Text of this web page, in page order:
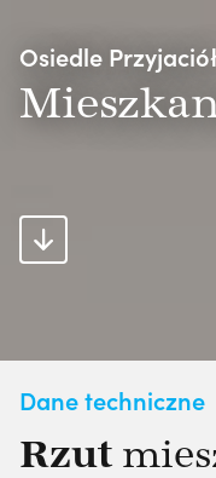
Osiedle
Dane techniczne
Rzut